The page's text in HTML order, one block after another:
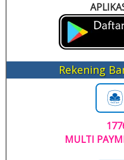
Rekening
MULTI